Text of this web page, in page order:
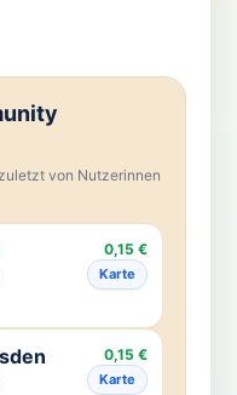
von Nutzerinnen
0,15 €
Karte
0,15 €
Karte